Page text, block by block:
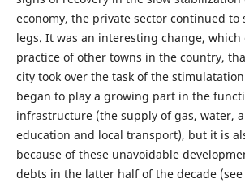
economy, the private sector continued to
legs. It was an interesting change,
practice of other towns in the country,
city took over the task of the stimulatation
began to play a growing part in the
infrastructure (the supply of gas, water,
education and local transport), but it is
because of these unavoidable
debts in the latter half of the decade (see